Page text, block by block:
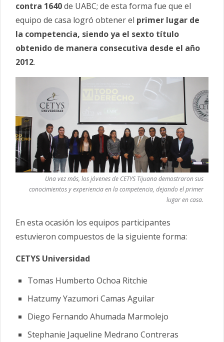
contra 1640de UABC; de esta forma fue que el
equipo de casa logró obtener el primer lugar de
la competencia, siendo ya el sexto título
obtenido de manera consecutiva desde el año
2012.
Una vez más, los jóvenes de CETYS Tijuana demostraron sus
conocimientos y experiencia en la competencia, dejando el primer
lugar en casa.
En esta ocasión los equipos participantes
estuvieron compuestos de la siguiente forma:
CETYS Universidad
Tomas Humberto Ochoa Ritchie
Hatzumy Yazumori Camas Aguilar
Diego Fernando Ahumada Marmolejo
Stephanie Jaqueline Medrano Contreras